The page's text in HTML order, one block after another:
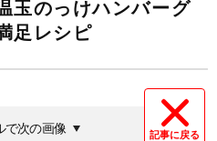
玉のっけハンバーグ
足レシピ
記事に戻る
で次の画像